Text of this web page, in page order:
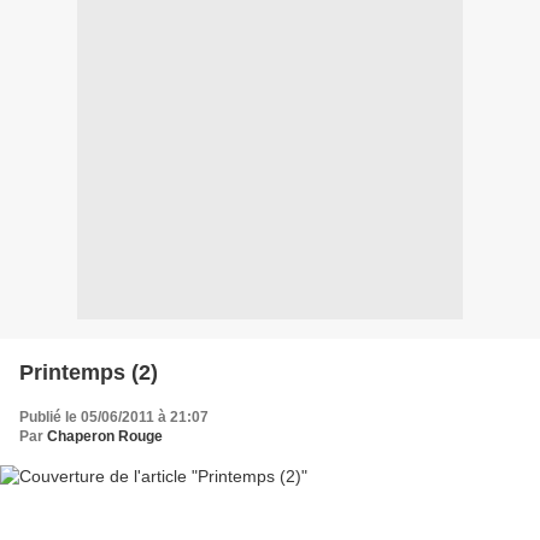
Printemps (2)
Publié le 05/06/2011 à 21:07
Par Chaperon Rouge